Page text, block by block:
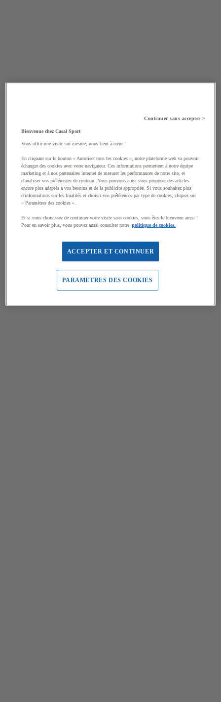
Continuer sans accepter >
Bienvenue chez Casal Sport
Vous offrir une visite sur-mesure, nous tient à cœur !
En cliquant sur le bouton « Autoriser tous les cookies », notre plateforme web va pouvoir
échanger des cookies avec votre navigateur. Ces informations permettent à notre équipe
marketing et à nos partenaires internet de mesurer les performances de notre site, et
d'analyser vos préférences de contenu. Nous pouvons ainsi vous proposer des articles
encore plus adaptés à vos besoins et de la publicité appropriée. Si vous souhaitez plus
d'informations sur les finalités et choisir vos préférences par type de cookies, cliquez sur
« Paramètres des cookies ».
Et si vous choisissez de continuer votre visite sans cookies, vous êtes le bienvenu aussi !
Pour en savoir plus, vous pouvez aussi consulter notre politique de cookies.
ACCEPTER ET CONTINUER
PARAMETRES DES COOKIES